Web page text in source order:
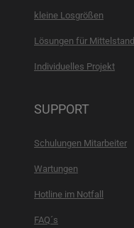
kleine Losgrößen
Lösungen für Mittelstand
Individuelles Projekt
SUPPORT
Schulungen Mitarbeiter
Wartungen
Hotline im Notfall
FAQ´s